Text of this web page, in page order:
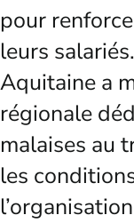
pour
leurs
Aquitaine a
régionale
malaises au
les